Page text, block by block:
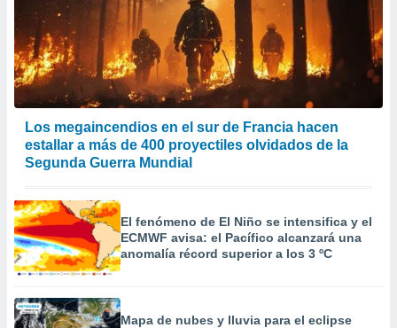
Los megaincendios en el sur de Francia hacen
estallar a más de 400 proyectiles olvidados de la
Segunda Guerra Mundial
El fenómeno de El Niño se intensifica y el
ECMWF avisa: el Pacífico alcanzará una
anomalía récord superior a los 3 ºC
Mapa de nubes y lluvia para el eclipse